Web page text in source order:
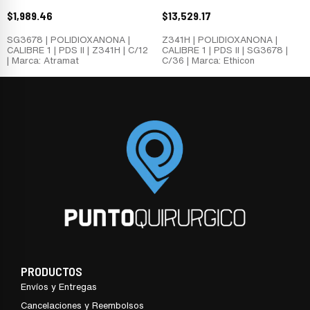
$1,989.46
SG3678 | POLIDIOXANONA |
CALIBRE 1 | PDS II | Z341H | C/12
| Marca: Atramat
$13,529.17
Z341H | POLIDIOXANONA |
CALIBRE 1 | PDS II | SG3678 |
C/36 | Marca: Ethicon
PRODUCTOS
Envíos y Entregas
Cancelaciones y Reembolsos